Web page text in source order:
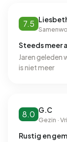
7.5
Steeds meer
Jaren geleden
is niet meer
8.0 G.C
Gezin ·
Rustig en